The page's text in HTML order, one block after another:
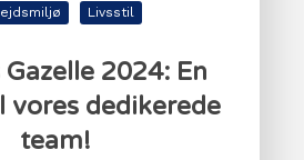
Livsstil
Gazelle 2024: En
vores dedikerede
team!